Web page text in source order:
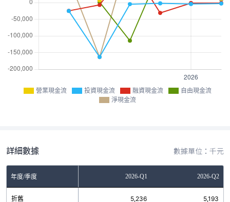
營業現金流 投資現金流 融資現金流
自由現金流
淨現金流
詳細數據 數據單位：千元
年度/季度 2026-Q1 2026-Q2
折舊 5,236 5,193